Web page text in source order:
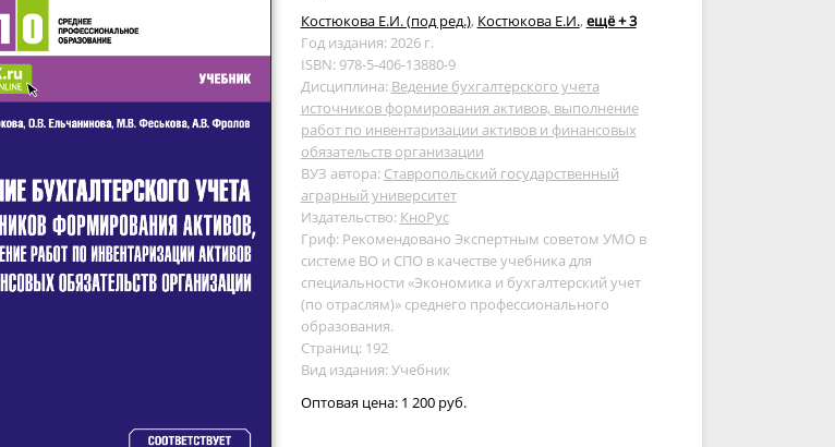
Костюкова Е.И. (под ред.), Костюкова Е.И., ещё + 3
Год издания: 2026 г.
ISBN: 978-5-406-13880-9
Дисциплина: Ведение бухгалтерского учета
источников формирования активов, выполнение
работ по инвентаризации активов и финансовых
обязательств организации
ВУЗ автора: Ставропольский государственный
аграрный университет
Издательство: КноРус
Гриф: Рекомендовано Экспертным советом УМО в
системе ВО и СПО в качестве учебника для
специальности «Экономика и бухгалтерский учет
(по отраслям)» среднего профессионального
образования.
Страниц: 192
Вид издания: Учебник
Оптовая цена: 1 200 руб.